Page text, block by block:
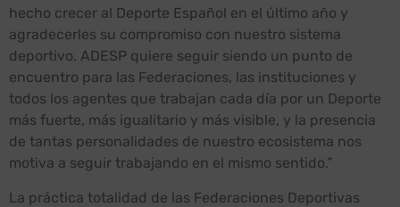
hecho crecer al Deporte Español en el último año y
agradecerles su compromiso con nuestro sistema
deportivo. ADESP quiere seguir siendo un punto de
encuentro para las Federaciones, las instituciones y
todos los agentes que trabajan cada día por un Deporte
más fuerte, más igualitario y más visible, y la presencia
de tantas personalidades de nuestro ecosistema nos
motiva a seguir trabajando en el mismo sentido.”
La práctica totalidad de las Federaciones Deportivas